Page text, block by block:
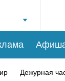
Дежурная